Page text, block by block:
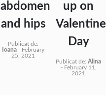
abdomen
and hips
Publicat de:
Ioana - February
25, 2021
up on
Day
Publicat de: Alina
- February 11,
2021